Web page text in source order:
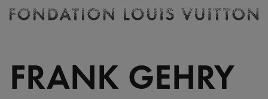
Accueil
FRANK GEHRY
Billetterie